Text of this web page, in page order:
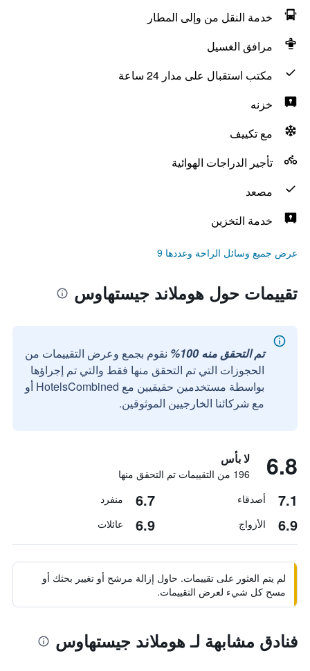
خدمة النقل من وإلى المطار
مرافق الغسيل
مكتب استقبال على مدار 24 ساعة
خزنه
مع تكييف
تأجير الدراجات الهوائية
مصعد
خدمة التخزين
عرض جميع وسائل الراحة وعددها 9
تقييمات حول هوملاند جيستهاوس
تم التحقق منه 100%
نقوم بجمع وعرض التقييمات من
الحجوزات التي تم التحقق منها فقط والتي تم إجراؤها
بواسطة مستخدمين حقيقيين مع HotelsCombined أو
مع شركائنا الخارجيين الموثوقين.
6.8 لا بأس
196 من التقييمات تم التحقق منها
7.1 أصدقاء 6.7 منفرد
6.9 الأزواج 6.9 عائلات
لم يتم العثور على تقييمات. حاول إزالة مرشح أو تغيير بحثك أو
مسح كل شيء لعرض التقييمات.
فنادق مشابهة لـ هوملاند جيستهاوس